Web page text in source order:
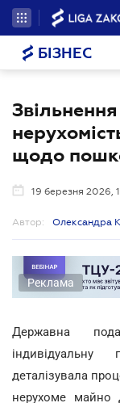
БІЗНЕС
щодо
19 березня 2026,
Автор: Олександра
Реклама
Державна
деталізувала
нерухоме майно